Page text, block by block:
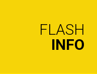
FLASH
INFO